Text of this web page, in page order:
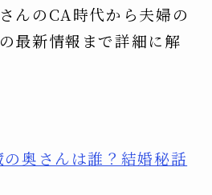
んのCA時代から夫婦の
最新情報まで詳細に解
奥さんは誰？結婚秘話